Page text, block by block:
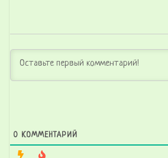
0 КОММЕНТАРИЙ